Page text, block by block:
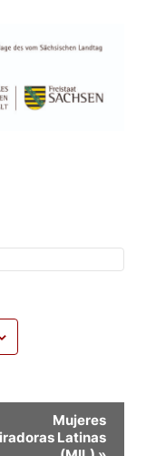
Mujeres
Latinas